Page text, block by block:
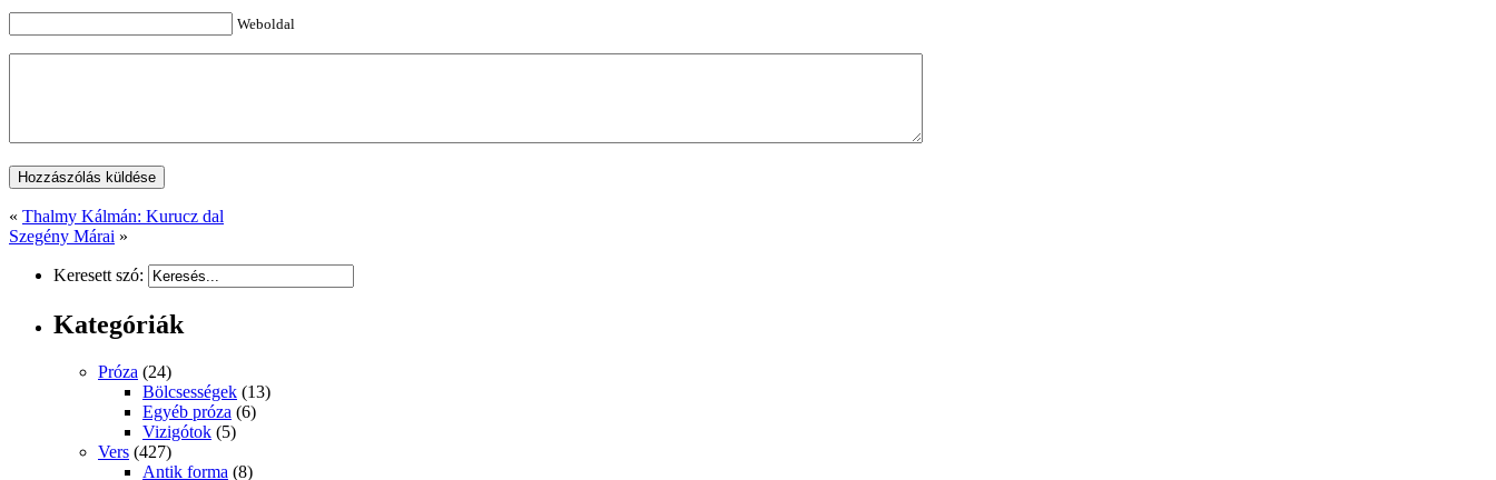
Weboldal
« Thalmy Kálmán: Kurucz dal
Szegény Márai »
Keresett szó:
Kategóriák
Próza (24)
Bölcsességek (13)
Egyéb próza (6)
Vizigótok (5)
Vers (427)
Antik forma (8)